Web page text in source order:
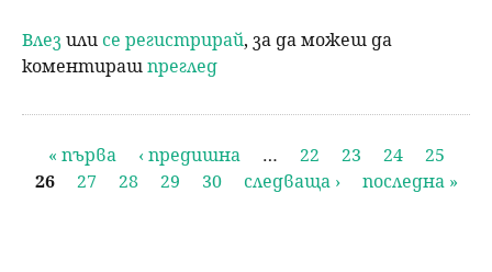
Влезили се регистрирай, за да можеш да
коментирашпреглед
т
« първа ‹ предишна … 22 23 24
25
26
27 28 29 30 следваща › последна »